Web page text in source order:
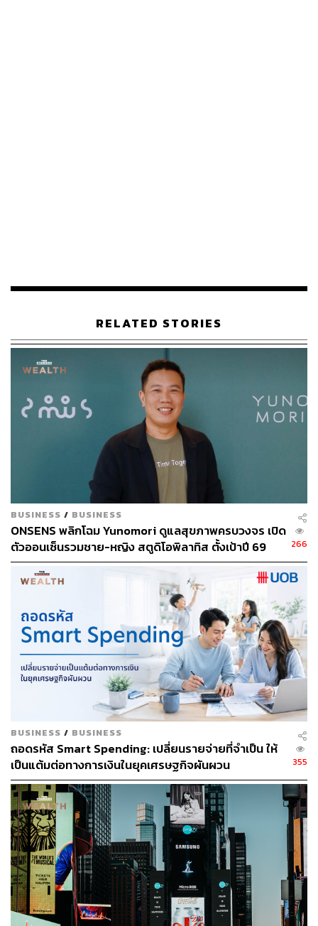
สำหรับใครที่เล็งสนามแข่งไว้ คลาสHYROX Foundation
ของที่นี่คือจุดเริ่มต้นที่ตอบโจทย์มาก เพราะตัวคลาสจัดเต็ม
ตั้งแต่พื้นฐาน ทั้งการจัดฟอร์มและเทคนิคที่ถูกต้อง เพื่อสร้าง
ความทนทาน (Endurance) ลดโอกาสบาดเจ็บ และปูรากฐาน
ให้แน่นที่สุดก่อนลงสนามจริง
RELATED STORIES
BUSINESS / BUSINESS
ONSENS พลิกโฉม Yunomori ดูแลสุขภาพครบวงจร เปิด
ตัวออนเซ็นรวมชาย-หญิง สตูดิโอพิลาทิส ตั้งเป้าปี 69
รายได้-กำไรโต 10-15%
266
BUSINESS / BUSINESS
ถอดรหัส Smart Spending: เปลี่ยนรายจ่ายที่จำเป็น ให้
เป็นแต้มต่อทางการเงินในยุคเศรษฐกิจผันผวน
355